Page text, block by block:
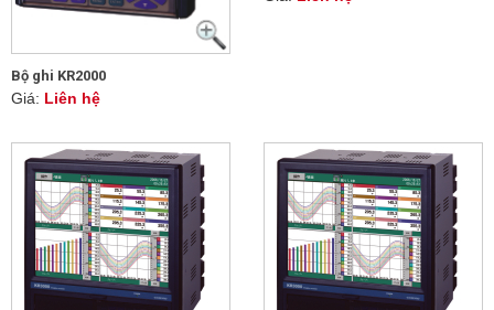
Bộ ghi KR2000
Giá: Liên hệ